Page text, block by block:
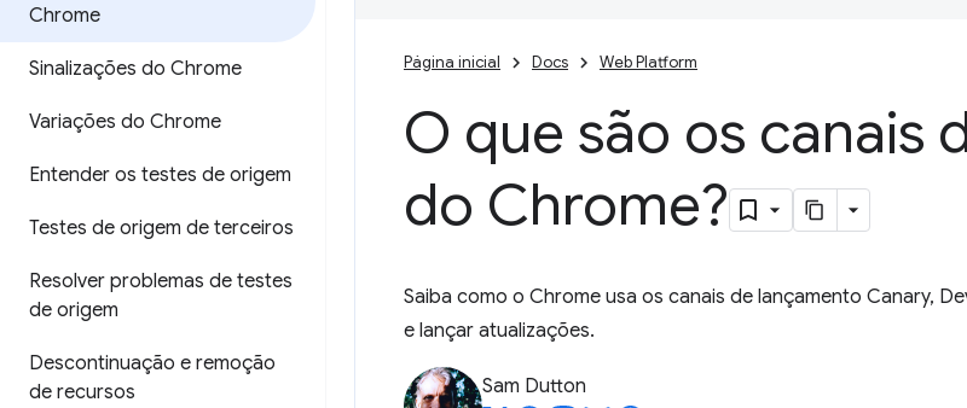
Chrome
Sinalizações do Chrome
Variações do Chrome
Entender os testes de origem
Testes de origem de terceiros
Resolver problemas de testes
de origem
Descontinuação e remoção
de recursos
Página inicial Docs Web Platform
O que são os canais
do Chrome?
Saiba como o Chrome usa os canais de lançamento Canary,
e lançar atualizações.
Sam Dutton